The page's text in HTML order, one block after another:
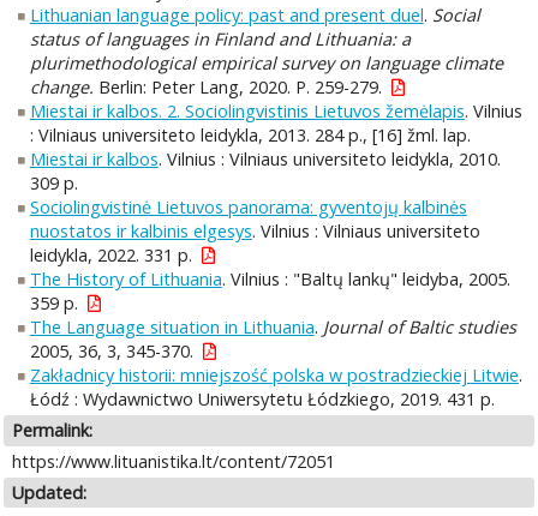
Lithuanian language policy: past and present duel. Social
status of languages in Finland and Lithuania: a
plurimethodological empirical survey on language climate
change. Berlin: Peter Lang, 2020. P. 259-279.
Miestai ir kalbos. 2. Sociolingvistinis Lietuvos žemėlapis. Vilnius
: Vilniaus universiteto leidykla, 2013. 284 p., [16] žml. lap.
Miestai ir kalbos. Vilnius : Vilniaus universiteto leidykla, 2010.
309 p.
Sociolingvistinė Lietuvos panorama: gyventojų kalbinės
nuostatos ir kalbinis elgesys. Vilnius : Vilniaus universiteto
leidykla, 2022. 331 p.
The History of Lithuania. Vilnius : "Baltų lankų" leidyba, 2005.
359 p.
The Language situation in Lithuania. Journal of Baltic studies
2005, 36, 3, 345-370.
Zakładnicy historii: mniejszość polska w postradzieckiej Litwie.
Łódź : Wydawnictwo Uniwersytetu Łódzkiego, 2019. 431 p.
Permalink:
https://www.lituanistika.lt/content/72051
Updated: